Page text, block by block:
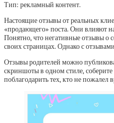
Тип: рекламный контент.
Настоящие отзывы от реальных
«продающего» поста. Они влияют
Понятно, что негативные отзывы о
своих страницах. Однако с
Отзывы родителей можно
скриншоты в одном стиле, соберите
поблагодарить тех, кто не пожалел